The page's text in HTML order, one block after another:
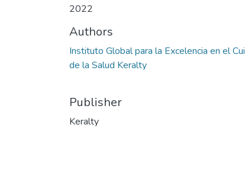
2022
Authors
Instituto Global para la Excelencia en el
de la Salud Keralty
Publisher
Keralty